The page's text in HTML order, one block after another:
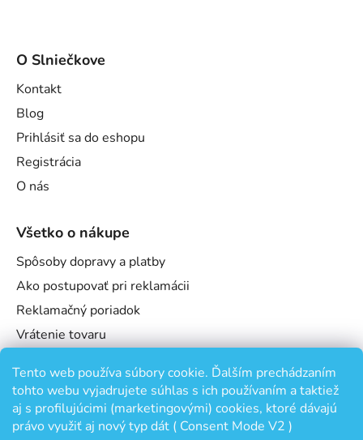
Tento web používa súbory cookie. Ďalším prechádzaním
tohto webu vyjadrujete súhlas s ich používaním a taktiež
aj s profilujúcimi (marketingovými) cookies, ktoré dávajú
právo využiť aj nový typ dát ( Consent Mode V2 )
O Slniečkove
Kontakt
Blog
Prihlásiť sa do eshopu
Registrácia
O nás
Všetko o nákupe
Spôsoby dopravy a platby
Ako postupovať pri reklamácii
Reklamačný poriadok
Vrátenie tovaru
Podmienky ochrany osobných údajov
Odstúpenie od zmluvy